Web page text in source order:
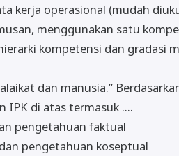
kerja operasional (mudah
menggunakan satu
kompetensi dan gradasi
dan manusia.”
IPK di atas termasuk ....
pengetahuan faktual
pengetahuan koseptual